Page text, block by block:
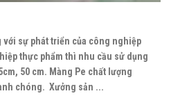
với sự phát triển của công nghiệp
thực phẩm thì nhu cầu sử dụng
50 cm. Màng Pe chất lượng
chóng. Xưởng sản ...